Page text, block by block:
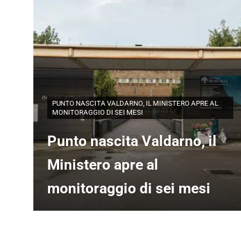
PUNTO NASCITA VALDARNO, IL MINISTERO APRE AL
MONITORAGGIO DI SEI MESI
Punto nascita Valdarno, il
Ministero apre al
monitoraggio di sei mesi